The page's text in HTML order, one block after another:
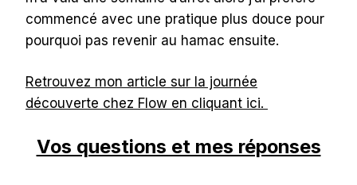
commencé avec une pratique plus douce pour
pourquoi pas revenir au hamac ensuite.
Retrouvez mon article sur la journée
découverte chez Flow en cliquant ici.
Vos questions et mes réponses